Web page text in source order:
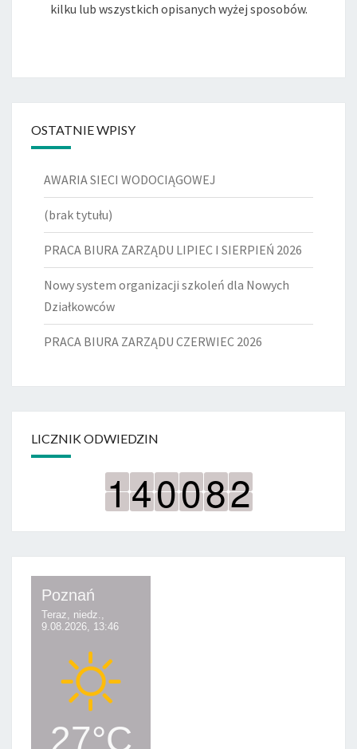
kilku lub wszystkich opisanych wyżej sposobów.
OSTATNIE WPISY
AWARIA SIECI WODOCIĄGOWEJ
(brak tytułu)
PRACA BIURA ZARZĄDU LIPIEC I SIERPIEŃ 2026
Nowy system organizacji szkoleń dla Nowych
Działkowców
PRACA BIURA ZARZĄDU CZERWIEC 2026
LICZNIK ODWIEDZIN